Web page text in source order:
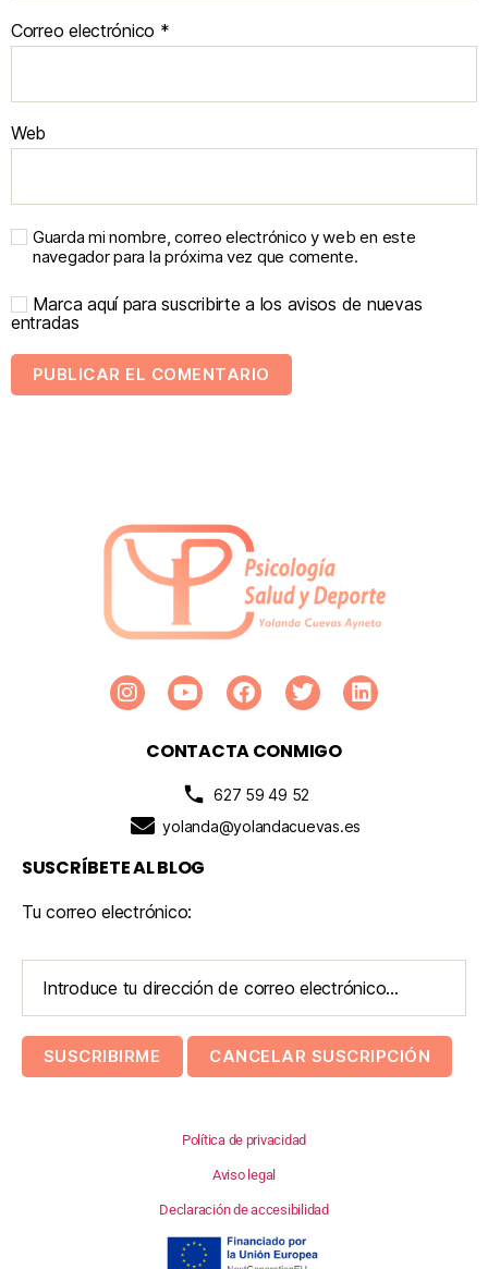
Correo electrónico *
Web
Guarda mi nombre, correo electrónico y web en este
navegador para la próxima vez que comente.
Marca aquí para suscribirte a los avisos de nuevas
entradas
CONTACTA CONMIGO
627 59 49 52
yolanda@yolandacuevas.es
SUSCRÍBETE AL BLOG
Tu correo electrónico:
Política de privacidad
Aviso legal
Declaración de accesibilidad